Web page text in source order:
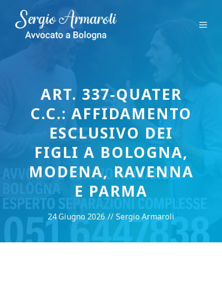
contenuto
ART. 337-QUATER
C.C.: AFFIDAMENTO
ESCLUSIVO DEI
FIGLI A BOLOGNA,
MODENA, RAVENNA
E PARMA
24 Giugno 2026 // Sergio Armaroli